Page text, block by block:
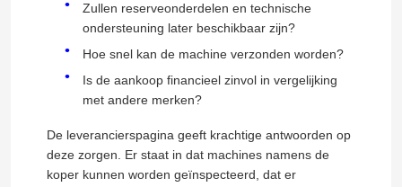
Zullen reserveonderdelen en technische
ondersteuning later beschikbaar zijn?
Hoe snel kan de machine verzonden worden?
Is de aankoop financieel zinvol in vergelijking
met andere merken?
De leverancierspagina geeft krachtige antwoorden op
deze zorgen. Er staat in dat machines namens de
koper kunnen worden geïnspecteerd, dat er